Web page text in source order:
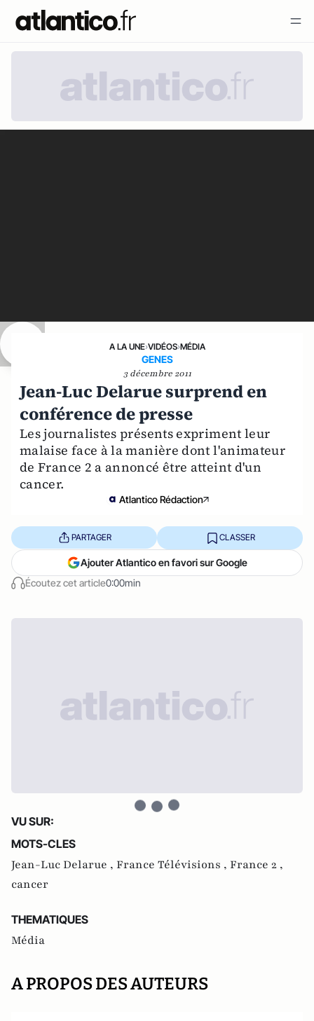
A LA UNE›VIDÉOS›MÉDIA
GENES
3 décembre 2011
Jean-Luc Delarue surprend en
conférence de presse
Les journalistes présents expriment leur
malaise face à la manière dont l'animateur
de France 2 a annoncé être atteint d'un
cancer.
Atlantico Rédaction
Écoutez cet article0:00min
PARTAGER CLASSER
Ajouter Atlantico en favori sur Google
VU SUR:
MOTS-CLES
Jean-Luc Delarue , France Télévisions , France 2 ,
cancer
THEMATIQUES
Média
A PROPOS DES AUTEURS